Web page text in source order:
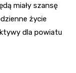
miały szansę
życie
dla powiatu